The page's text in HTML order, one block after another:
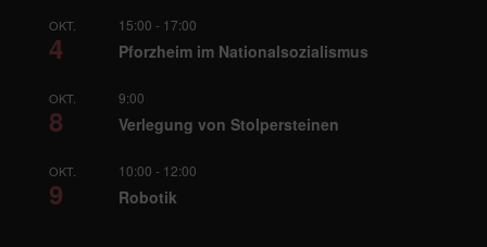
OKT.
4
15:00 - 17:00
Pforzheim im Nationalsozialismus
OKT.
8
9:00
Verlegung von Stolpersteinen
OKT.
9
10:00 - 12:00
Robotik